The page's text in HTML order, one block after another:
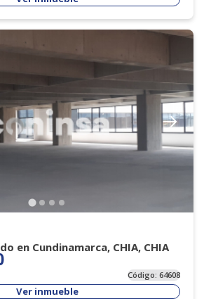
en Cundinamarca, CHIA, CHIA
Código:64608
Ver inmueble